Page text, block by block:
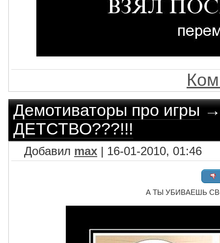
Демотиваторы про игры
ДЕТСТВО???!!!
Добавил max | 16-01-2010, 01:46
А ТЫ УБИВАЕШЬ